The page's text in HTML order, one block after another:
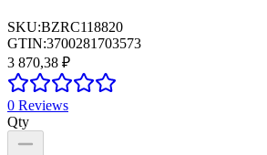
SKU:BZRC118820
GTIN:3700281703573
3 870,38 ₽
0 Reviews
Qty